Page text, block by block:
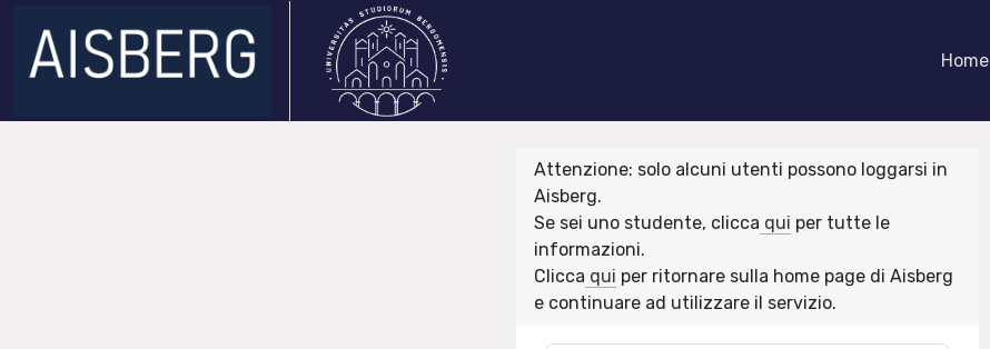
Home
Attenzione: solo alcuni utenti possono loggarsi in
Aisberg.
Se sei uno studente, clicca qui per tutte le
informazioni.
Clicca qui per ritornare sulla home page di Aisberg
e continuare ad utilizzare il servizio.